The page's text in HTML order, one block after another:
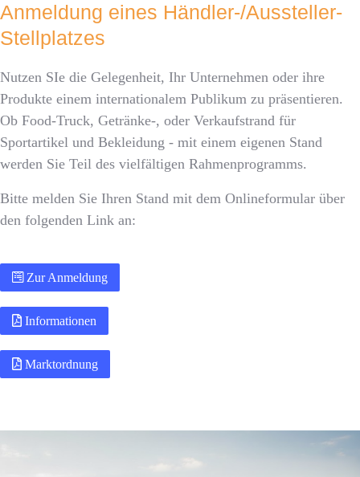
Anmeldung eines Händler-/Aussteller-
Stellplatzes
Nutzen SIe die Gelegenheit, Ihr Unternehmen oder ihre
Produkte einem internationalem Publikum zu präsentieren.
Ob Food-Truck, Getränke-, oder Verkaufstrand für
Sportartikel und Bekleidung - mit einem eigenen Stand
werden Sie Teil des vielfältigen Rahmenprogramms.
Bitte melden Sie Ihren Stand mit dem Onlineformular über
den folgenden Link an:
Zur Anmeldung
Informationen
Marktordnung